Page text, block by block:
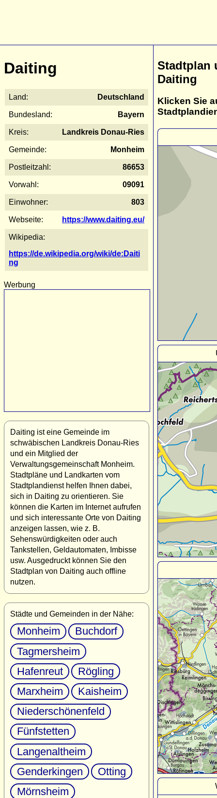
Daiting
Land: Deutschland
Bundesland: Bayern
Kreis: Landkreis Donau-Ries
Gemeinde: Monheim
Postleitzahl: 86653
Vorwahl: 09091
Einwohner: 803
Webseite: https://www.daiting.eu/
Wikipedia:
https://de.wikipedia.org/wiki/de:Daiti
ng
Werbung
Daiting ist eine Gemeinde im
schwäbischen Landkreis Donau-Ries
und ein Mitglied der
Verwaltungsgemeinschaft Monheim.
Stadtpläne und Landkarten vom
Stadtplandienst helfen Ihnen dabei,
sich in Daiting zu orientieren. Sie
können die Karten im Internet aufrufen
und sich interessante Orte von Daiting
anzeigen lassen, wie z. B.
Sehenswürdigkeiten oder auch
Tankstellen, Geldautomaten, Imbisse
usw. Ausgedruckt können Sie den
Stadtplan von Daiting auch offline
nutzen.
Städte und Gemeinden in der Nähe:
Monheim
Buchdorf
Tagmersheim
Hafenreut
Rögling
Marxheim
Kaisheim
Niederschönenfeld
Fünfstetten
Langenaltheim
Genderkingen
Otting
Mörnsheim
Stadtplan
Daiting
Klicken Sie